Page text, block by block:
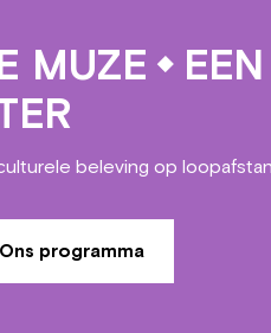
MUZE EEN
beleving op
Ons programma